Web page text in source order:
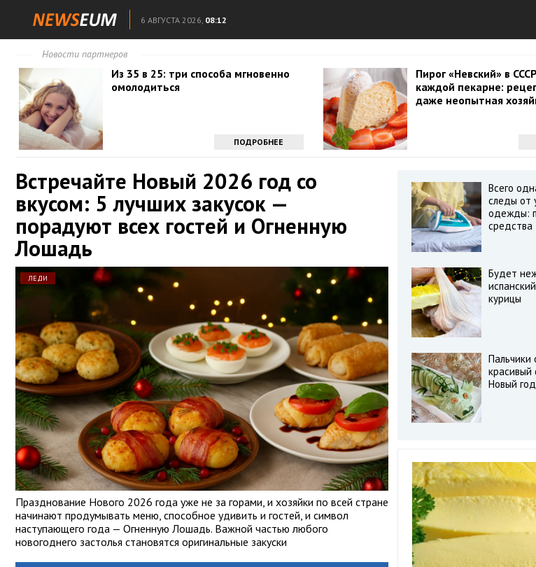
6 АВГУСТА 2026, 08:12
Новости партнеров
Из 35 в 25: три способа мгновенно
омолодиться
ПОДРОБНЕЕ
Пирог «Невский» в
каждой пекарне:
даже неопытная
Встречайте Новый 2026 год со
вкусом: 5 лучших закусок —
порадуют всех гостей и Огненную
Лошадь
ЛЕДИ
Празднование Нового 2026 года уже не за горами, и хозяйки по всей стране
начинают продумывать меню, способное удивить и гостей, и символ
наступающего года — Огненную Лошадь. Важной частью любого
новогоднего застолья становятся оригинальные закуски
Всего
следы от
одежды:
средства
Будет
курицы
Пальчики
Новый